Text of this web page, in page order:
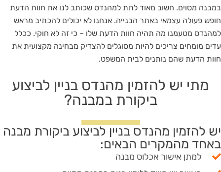
במבנה מסוים. חשוב מאוד לתת למהנדס שכותב לנו את חוות הדעת
חופש פעולה עצמאי באתר הבנייה. אנחנו לא יכולים להכתיב מראש
למהנדס מטעמנו מה תהיה חוות הדעת שלו – כי זה לא חוקי. ככלל
עדים מומחים צריכים להיות מסוגלים להצדיק מבחינה מקצועית את
חוות הדעת שהם נותנים לבית המשפט.
מתי יש להזמין מהנדס בניין לביצוע
ביקורת במבנה?
יש להזמין מהנדס בניין לביצוע ביקורת מבנה
באחד מהמקרים הבאים:
למתן אישור אכלוס מבנה